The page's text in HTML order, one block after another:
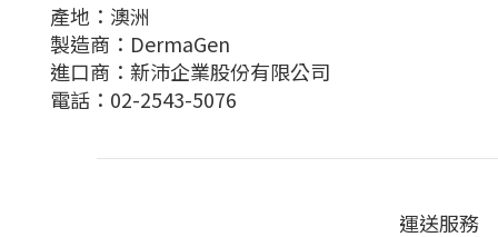
產地：澳洲
製造商：DermaGen
進口商：新沛企業股份有限公司
電話：02-2543-5076
運送服務